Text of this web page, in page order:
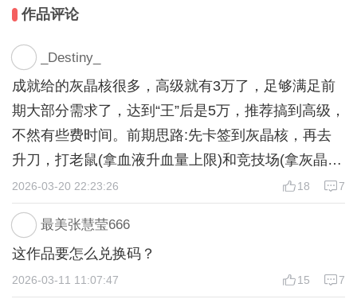
作品评论
_Destiny_
成就给的灰晶核很多，高级就有3万了，足够满足前
期大部分需求了，达到“王”后是5万，推荐搞到高级，
不然有些费时间。前期思路:先卡签到灰晶核，再去
升刀，打老鼠(拿血液升血量上限)和竞技场(拿灰晶
核，在杨妹和刀哥那补饥饿和水，千万不要去旁边屋
子买饮用水，巨亏，15灰晶核只补40水，别问我怎么
知道的)拿成就，到中级后把刀升满，可以只打老鼠
(准备拿高级)，因为灰晶核足够救命了(饿，渴死)，
拿到高级后，就随便玩了。
7
18
2026-03-20 22:23:26
最美张慧莹666
这作品要怎么兑换码？
7
15
2026-03-11 11:07:47